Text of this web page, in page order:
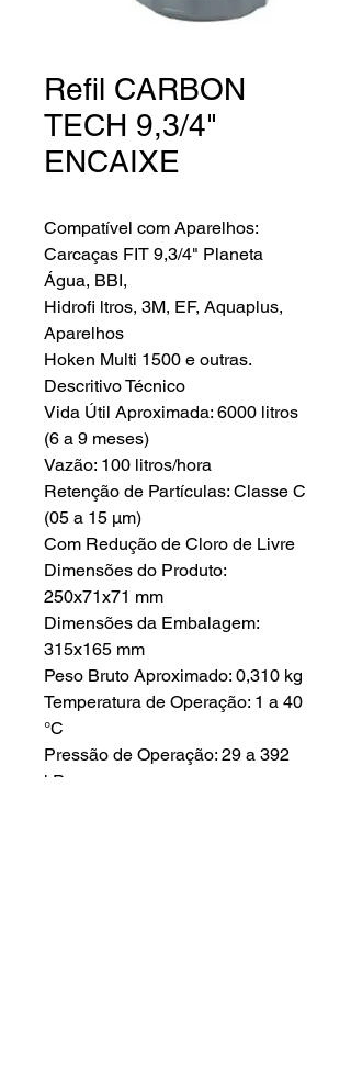
Refil CARBON
TECH 9,3/4"
ENCAIXE
Compatível com Aparelhos:
Carcaças FIT 9,3/4" Planeta
Água, BBI,
Hidrofi ltros, 3M, EF, Aquaplus,
Aparelhos
Hoken Multi 1500 e outras.
Descritivo Técnico
Vida Útil Aproximada: 6000 litros
(6 a 9 meses)
Vazão: 100 litros/hora
Retenção de Partículas: Classe C
(05 a 15 µm)
Com Redução de Cloro de Livre
Dimensões do Produto:
250x71x71 mm
Dimensões da Embalagem:
315x165 mm
Peso Bruto Aproximado: 0,310 kg
Temperatura de Operação: 1 a 40
°C
Pressão de Operação: 29 a 392
kPa